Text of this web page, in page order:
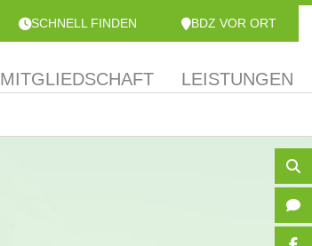
SCHNELL FINDEN BDZ VOR ORT
MITGLIEDSCHAFT LEISTUNGEN